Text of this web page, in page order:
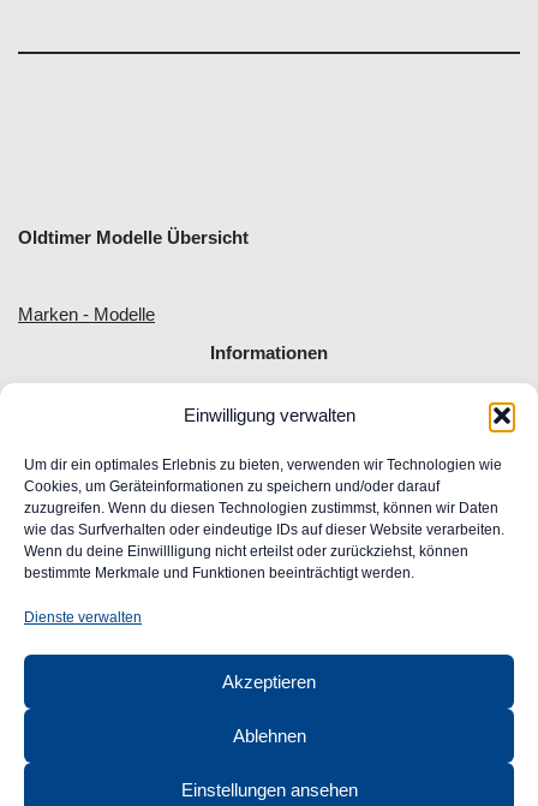
Einwilligung verwalten
Um dir ein optimales Erlebnis zu bieten, verwenden wir Technologien wie
Cookies, um Geräteinformationen zu speichern und/oder darauf
zuzugreifen. Wenn du diesen Technologien zustimmst, können wir Daten
wie das Surfverhalten oder eindeutige IDs auf dieser Website verarbeiten.
Wenn du deine Einwillligung nicht erteilst oder zurückziehst, können
bestimmte Merkmale und Funktionen beeinträchtigt werden.
Dienste verwalten
Akzeptieren
Ablehnen
Einstellungen ansehen
Oldtimer Modelle Übersicht
Marken - Modelle
Informationen
Allgemeine Geschäftsbedingungen
Impressum
Widerrufsrecht
Datenschutz
FAQ
Unser Engagement für Barrierefreiheit im Web
Ansprechpartner
CLASSIC AUTOGLAS
Robert-Bunsen-Str. 1